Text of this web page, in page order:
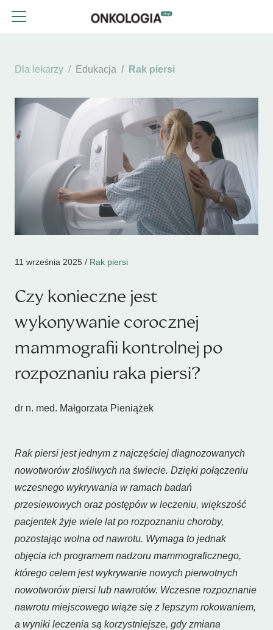
Dla lekarzy Edukacja Rak piersi
11 września 2025 / Rak piersi
Czy konieczne jest
wykonywanie corocznej
mammografii kontrolnej po
rozpoznaniu raka piersi?
dr n. med. Małgorzata Pieniążek
Rak piersi jest jednym z najczęściej diagnozowanych
nowotworów złośliwych na świecie. Dzięki połączeniu
wczesnego wykrywania w ramach badań
przesiewowych oraz postępów w leczeniu, większość
pacjentek żyje wiele lat po rozpoznaniu choroby,
pozostając wolna od nawrotu. Wymaga to jednak
objęcia ich programem nadzoru mammograficznego,
którego celem jest wykrywanie nowych pierwotnych
nowotworów piersi lub nawrotów. Wczesne rozpoznanie
nawrotu miejscowego wiąże się z lepszym rokowaniem,
a wyniki leczenia są korzystniejsze, gdy zmiana